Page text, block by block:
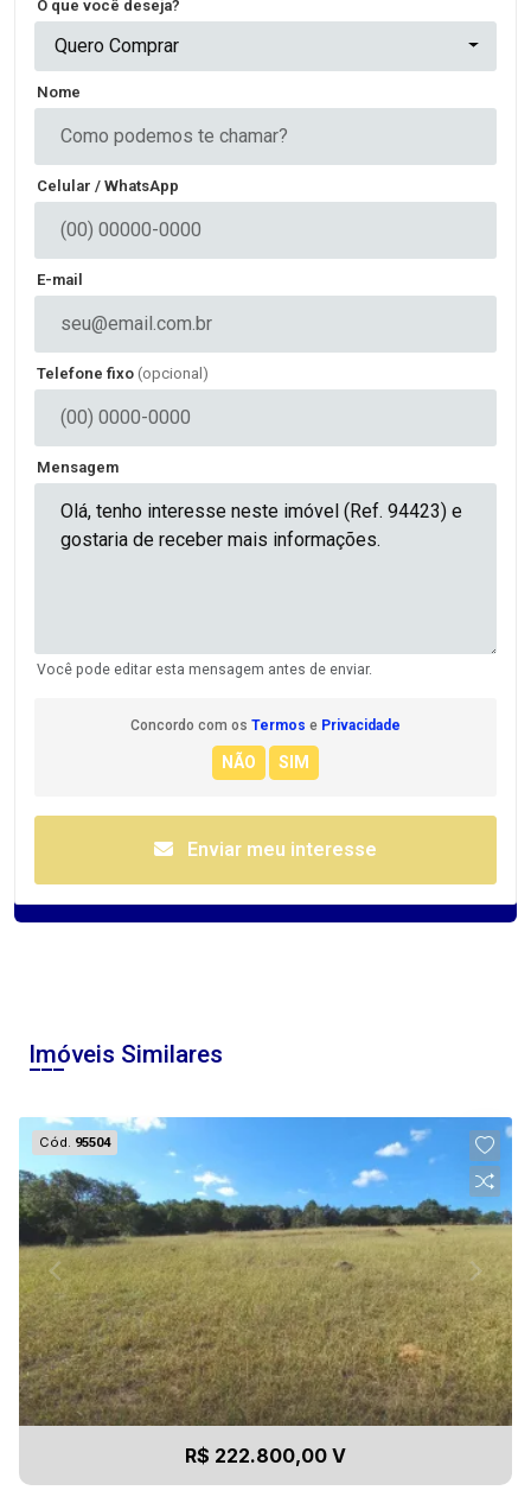
O que você deseja?
Quero Comprar
Nome
Celular / WhatsApp
E-mail
Telefone fixo (opcional)
Mensagem
Você pode editar esta mensagem antes de enviar.
Concordo com os Termos e Privacidade
Enviar meu interesse
Imóveis Similares
Cód. 95504
R$ 222.800,00 V